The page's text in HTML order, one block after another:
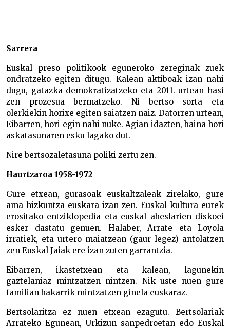
Sarrera
Euskal preso politikook eguneroko zereginak zuek
ondratzeko egiten ditugu. Kalean aktiboak izan nahi
dugu, gatazka demokratizatzeko eta 2011. urtean hasi
zen prozesua bermatzeko. Ni bertso sorta eta
olerkiekin horixe egiten saiatzen naiz. Datorren urtean,
Eibarren, hori egin nahi nuke. Agian idazten, baina hori
askatasunaren esku lagako dut.
Nire bertsozaletasuna poliki zertu zen.
Haurtzaroa 1958-1972
Gure etxean, gurasoak euskaltzaleak zirelako, gure
ama hizkuntza euskara izan zen. Euskal kultura eurek
erositako entziklopedia eta euskal abeslarien diskoei
esker dastatu genuen. Halaber, Arrate eta Loyola
irratiek, eta urtero maiatzean (gaur legez) antolatzen
zen Euskal Jaiak ere izan zuten garrantzia.
Eibarren, ikastetxean eta kalean, lagunekin
gaztelaniaz mintzatzen nintzen. Nik uste nuen gure
familian bakarrik mintzatzen ginela euskaraz.
Bertsolaritza ez nuen etxean ezagutu. Bertsolariak
Arrateko Egunean, Urkizun sanpedroetan edo Euskal